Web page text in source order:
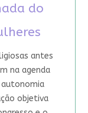
do
antes
na agenda
autonomia
objetiva